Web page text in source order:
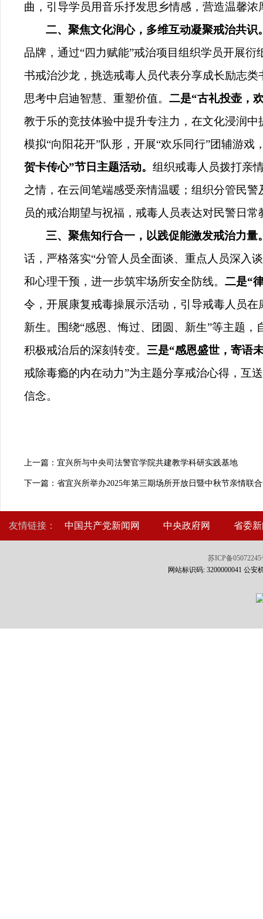
曲，引导学员用音乐抒发思乡情感，营造温馨浓
二、聚焦文化润心，多维互动凝聚戒治共
品牌，通过“四力赋能”戒治项目组织学员开展
书戒治沙龙，挑选戒毒人员代表分享成长励志
思考中启迪智慧、重塑价值。 二是“古礼投壶，
教于乐的竞技体验中提升专注力，在文化浸润
模拟“向阳花开”队形，开展“欢乐同行”团辅游
贺卡传心”节日主题活动。 组织戒毒人员拨打亲
之情，在云间笔端感受亲情温暖；组织分管民
员的戒治期望与祝福，戒毒人员表达对民警日
三、聚焦知行合一，以践促能激发戒治力
话，严格落实“分管人员全面谈、重点人员深入
和心理干预，进一步筑牢场所安全防线。 二是“
令，开展康复戒毒操展示活动，引导戒毒人员
新生。围绕“感恩、悔过、团圆、新生”等主题
积极戒治后的深刻转变。 三是“感恩盛世，寄语
戒除毒瘾的内在动力”为主题分享戒治心得，互
信念。
上一篇：宜兴所与中央司法警官学院共建教学科研实践基地
下一篇：省宜兴所举办2025年第三期场所开放日暨中秋节亲情联
友情链接： 中国共产党新闻网 中央政府网 省委
苏ICP备05072245
网站标识码: 3200000041 公安